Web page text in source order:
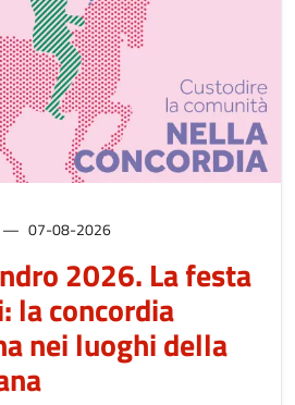
07-08-2026
2026. La festa
la concordia
nei luoghi della